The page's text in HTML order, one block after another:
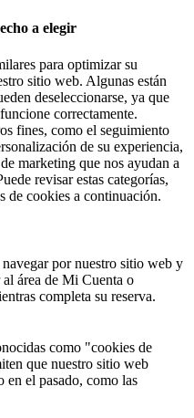
a elegir
para optimizar su
sitio web. Algunas están
deseleccionarse, ya que
correctamente.
fines, como el seguimiento
de su experiencia,
marketing que nos ayudan a
revisar estas categorías,
de cookies a continuación.
por nuestro sitio web y
área de Mi Cuenta o
completa su reserva.
como "cookies de
que nuestro sitio web
en el pasado, como las